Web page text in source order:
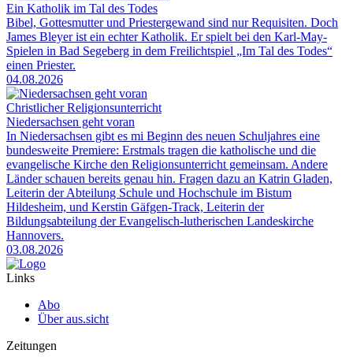
Ein Katholik im Tal des Todes
Bibel, Gottesmutter und Priestergewand sind nur Requisiten. Doch
James Bleyer ist ein echter Katholik. Er spielt bei den Karl-May-
Spielen in Bad Segeberg in dem Freilichtspiel „Im Tal des Todes“
einen Priester.
04.08.2026
Christlicher Religionsunterricht
Niedersachsen geht voran
In Niedersachsen gibt es mi Beginn des neuen Schuljahres eine
bundesweite Premiere: Erstmals tragen die katholische und die
evangelische Kirche den Religionsunterricht gemeinsam. Andere
Länder schauen bereits genau hin. Fragen dazu an Katrin Gladen,
Leiterin der Abteilung Schule und Hochschule im Bistum
Hildesheim, und Kerstin Gäfgen-Track, Leiterin der
Bildungsabteilung der Evangelisch-lutherischen Landeskirche
Hannovers.
03.08.2026
Links
Abo
Über aus.sicht
Zeitungen